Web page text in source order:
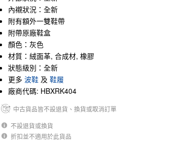
內襯狀況：全新
附有額外一雙鞋帶
附帶原廠鞋盒
顏色：灰色
材質：絨面革, 合成材, 橡膠
狀態級別：全新
更多 波鞋 及 鞋履
廠商代碼: HBXRK404
中古貨品皆不設退貨、換貨或取消訂單
不設退貨或換貨
折扣並不適用於此貨品